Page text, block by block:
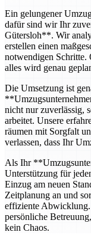
Ein gelungener
dafür sind wir Ihr
Gütersloh**. Wir
erstellen einen
notwendigen Schritte.
alles wird genau
Die Umsetzung ist
nicht nur zuverlässig,
arbeitet. Unsere
räumen mit Sorgfalt
verlassen, dass Ihr
Als Ihr
Unterstützung für
Einzug am neuen
Zeitplanung an und
effiziente Abwicklung.
persönliche
kein Chaos.